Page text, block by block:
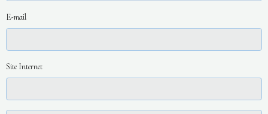
E-mail
Site Internet